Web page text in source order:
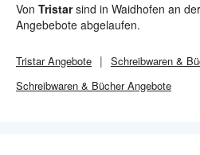
Von Tristarsind in Waidhofen an
Angebebote abgelaufen.
TristarAngebote Schreibwaren &
Schreibwaren & BücherAngebote